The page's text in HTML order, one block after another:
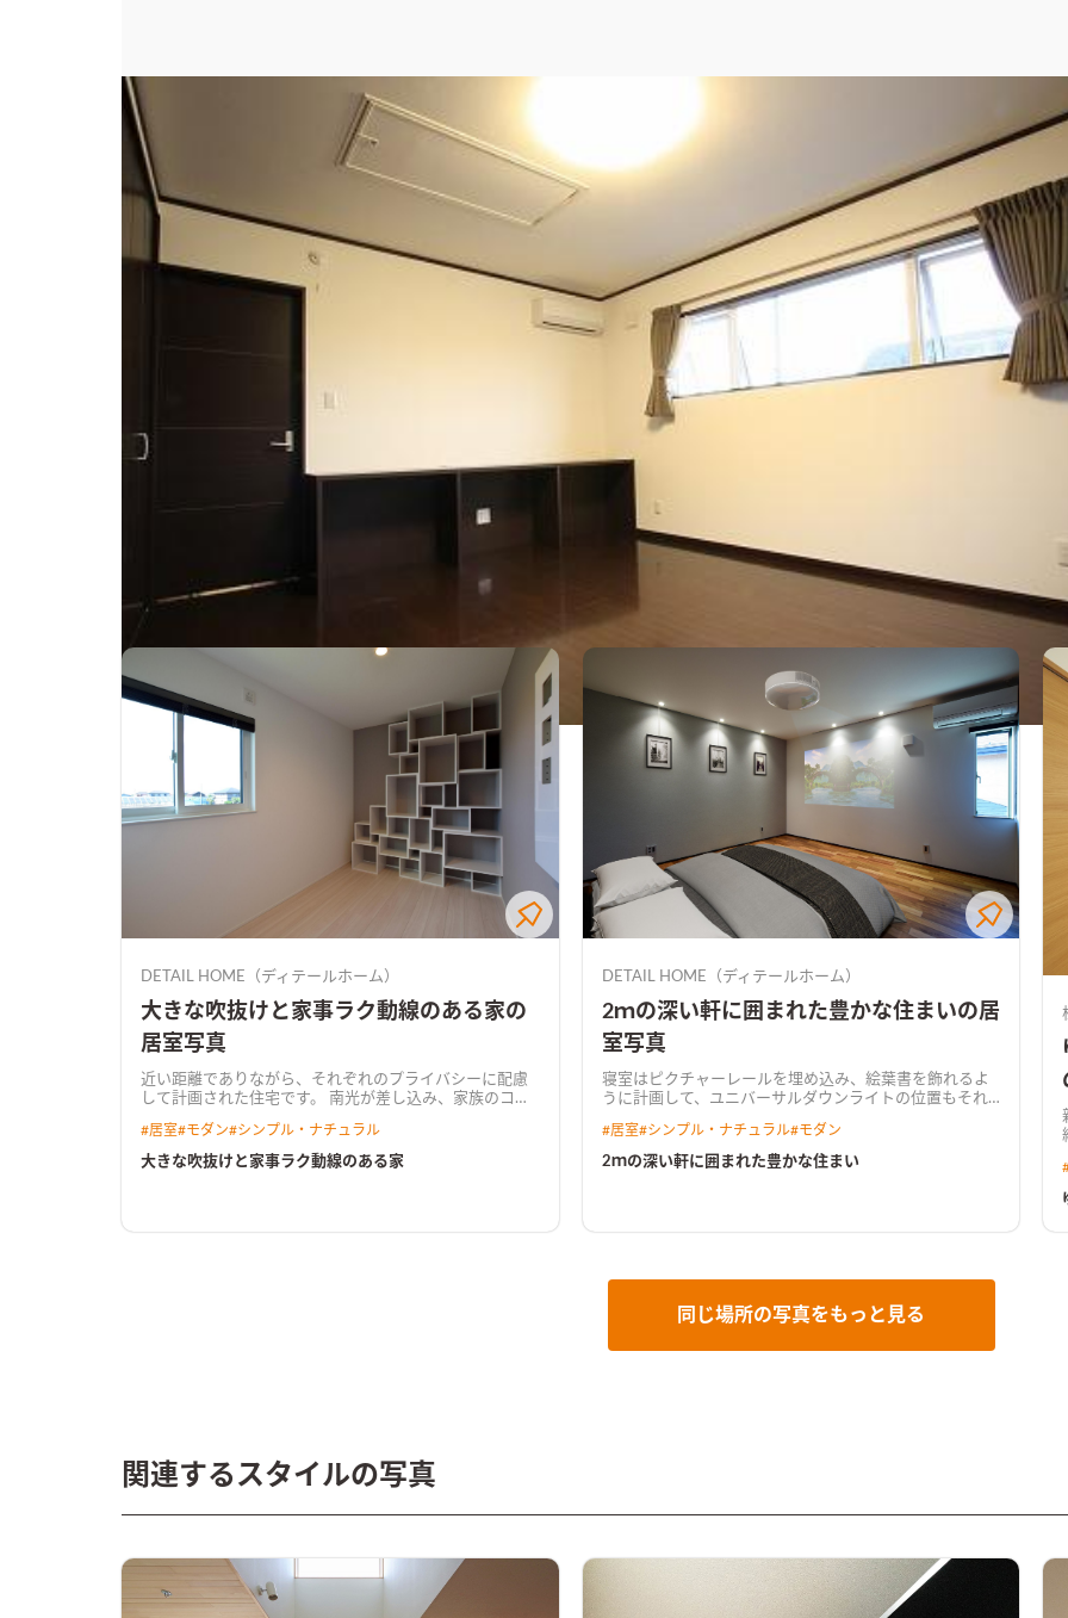
場所
スタイル #シンプル・ナチュラル
DETAIL HOME（ディテールホーム）
大きな吹抜けと家事ラク動線のある家の
居室写真
近い距離でありながら、それぞれのプライバシーに配慮
して計画された住宅です。 南光が差し込み、家族のコミ
と、回遊できる家事ラク動線が奥様のこだわりポイン
ト。 その他にも、タイルやクロスの配色、子ども部屋の
#居室#モダン#シンプル・ナチュラル
大きな吹抜けと家事ラク動線のある家
DETAIL HOME（ディテールホーム）
2ｍの深い軒に囲まれた豊かな住まいの居
室写真
寝室はピクチャーレールを埋め込み、絵葉書を飾れるよ
うに計画して、ユニバーサルダウンライトの位置もそれ
#居室#シンプル・ナチュラル#モダン
2ｍの深い軒に囲まれた豊かな住まい
同じ場所の写真をもっと見る
関連するスタイルの写真